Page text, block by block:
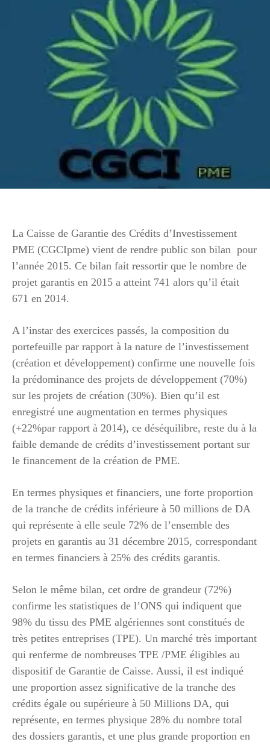
La Caisse de Garantie des Crédits d’Investissement
PME (CGCIpme) vient de rendre public son bilan pour
l’année 2015. Ce bilan fait ressortir que le nombre de
projet garantis en 2015 a atteint 741 alors qu’il était
671 en 2014.
A l’instar des exercices passés, la composition du
portefeuille par rapport à la nature de l’investissement
(création et développement) confirme une nouvelle fois
la prédominance des projets de développement (70%)
sur les projets de création (30%). Bien qu’il est
enregistré une augmentation en termes physiques
(+22%par rapport à 2014), ce déséquilibre, reste du à la
faible demande de crédits d’investissement portant sur
le financement de la création de PME.
En termes physiques et financiers, une forte proportion
de la tranche de crédits inférieure à 50 millions de DA
qui représente à elle seule 72% de l’ensemble des
projets en garantis au 31 décembre 2015, correspondant
en termes financiers à 25% des crédits garantis.
Selon le même bilan, cet ordre de grandeur (72%)
confirme les statistiques de l’ONS qui indiquent que
98% du tissu des PME algériennes sont constitués de
très petites entreprises (TPE). Un marché très important
qui renferme de nombreuses TPE /PME éligibles au
dispositif de Garantie de Caisse. Aussi, il est indiqué
une proportion assez significative de la tranche des
crédits égale ou supérieure à 50 Millions DA, qui
représente, en termes physique 28% du nombre total
des dossiers garantis, et une plus grande proportion en